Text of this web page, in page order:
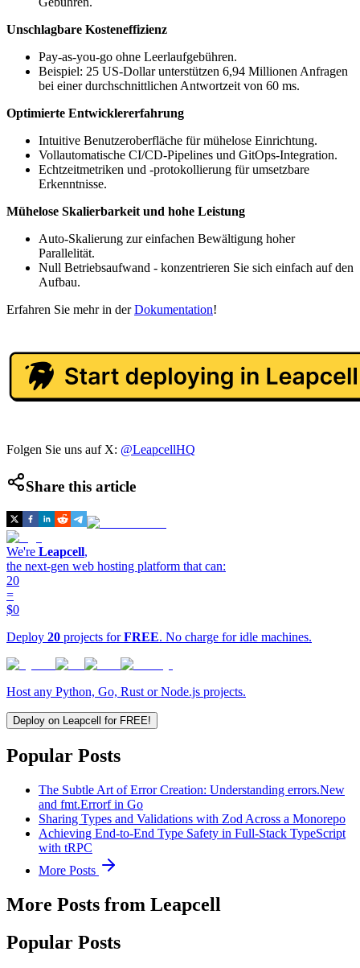
Unschlagbare Kosteneffizienz
Pay-as-you-go ohne Leerlaufgebühren.
Beispiel: 25 US-Dollar unterstützen 6,94 Millionen Anfragen
bei einer durchschnittlichen Antwortzeit von 60 ms.
Optimierte Entwicklererfahrung
Intuitive Benutzeroberfläche für mühelose Einrichtung.
Vollautomatische CI/CD-Pipelines und GitOps-Integration.
Echtzeitmetriken und -protokollierung für umsetzbare
Erkenntnisse.
Mühelose Skalierbarkeit und hohe Leistung
Auto-Skalierung zur einfachen Bewältigung hoher
Parallelität.
Null Betriebsaufwand - konzentrieren Sie sich einfach auf den
Aufbau.
Erfahren Sie mehr in derDokumentation!
Folgen Sie uns auf X: @LeapcellHQ
Share this article
We're Leapcell,
the next-gen web hosting platform that can:
20
=
$0
Deploy 20 projects forFREE. No charge for idle machines.
Host any Python, Go, Rust or Node.js projects.
Deploy on Leapcell for FREE!
Popular Posts
The Subtle Art of Error Creation: Understanding errors.New
and fmt.Errorf in Go
Sharing Types and Validations with Zod Across a Monorepo
Achieving End-to-End Type Safety in Full-Stack TypeScript
with tRPC
More Posts
More Posts from Leapcell
Popular Posts